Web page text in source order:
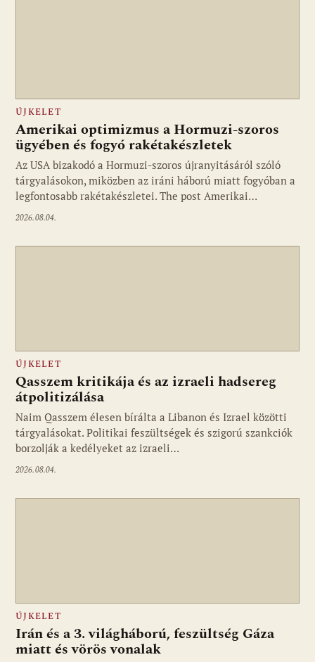
ÚJKELET
Amerikai optimizmus a Hormuzi-szoros
ügyében és fogyó rakétakészletek
Az USA bizakodó a Hormuzi-szoros újranyitásáról szóló
tárgyalásokon, miközben az iráni háború miatt fogyóban a
legfontosabb rakétakészletei. The post Amerikai…
2026.08.04.
ÚJKELET
Qasszem kritikája és az izraeli hadsereg
átpolitizálása
Naim Qasszem élesen bírálta a Libanon és Izrael közötti
tárgyalásokat. Politikai feszültségek és szigorú szankciók
borzolják a kedélyeket az izraeli…
2026.08.04.
ÚJKELET
Irán és a 3. világháború, feszültség Gáza
miatt és vörös vonalak